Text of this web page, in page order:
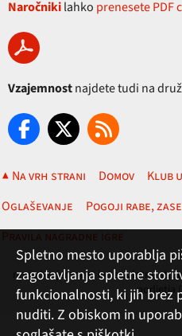
Naročnikilahko prenesete PDF
Vzajemnostnajdete tudi na
▲ Na vrh strani Domov Klub
Oglaševanje
Pogoji rabe,
Pravila nagradne igre
revija Vzajemnost in te spletne
podjetja
Spletno mesto uporablja
zagotavljanja spletne
funkcionalnosti, ki jih brez
nuditi. Z obiskom in